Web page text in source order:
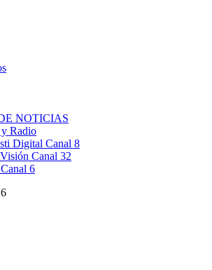
NOTICIAS
Radio
Digital Canal 8
Canal 32
6